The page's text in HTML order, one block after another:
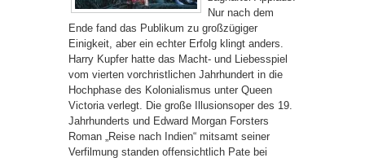
Nur nach dem
Ende fand das Publikum zu großzügiger
Einigkeit, aber ein echter Erfolg klingt anders.
Harry Kupfer hatte das Macht- und Liebesspiel
vom vierten vorchristlichen Jahrhundert in die
Hochphase des Kolonialismus unter Queen
Victoria verlegt. Die große Illusionsoper des 19.
Jahrhunderts und Edward Morgan Forsters
Roman „Reise nach Indien“ mitsamt seiner
Verfilmung standen offensichtlich Pate bei